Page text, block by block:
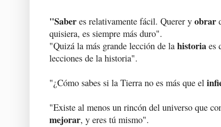
"Saber es relativamente fácil. Querer y obrar
quisiera, es siempre más duro".
"Quizá la más grande lección de la historia es
lecciones de la historia".
"¿Cómo sabes si la Tierra no es más que el
"Existe al menos un rincón del universo que
mejorar, y eres tú mismo".